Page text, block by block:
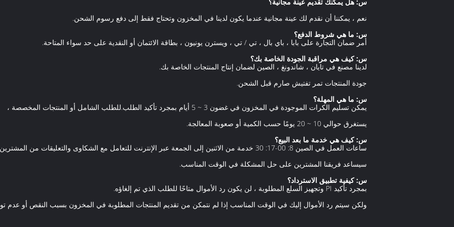
نعم ، يمكننا أن نقدم لك عينة مجانية عندما يكون لدينا في المخزون وتحتاج فقط إلى دفع رسوم الشحن.
س: ما هي شروط الدفع؟
أمر ضمان التجارة على بابا ، باي بال ، تي / تي ، ويسترن يونيون ، بطاقة الائتمان أو النقدية على حد سواء المتاحة.
س: كيف هي مراقبة الجودة الخاصة بك؟
لدينا مصنع في تايان ، شاندونغ ، الصين لضمان إنتاج المنتجات الخاصة بك.
جودة المنتجات تمر تفتيش صارم قبل الشحن.
س: ما هي المهلة؟
يمكن تسليم الكرات الموجودة في المخزون في غضون 3 ~ 5 أيام بمجرد تأكيد الطلب.للطلب الشامل أو المنتجات المخصصة ،
يستغرق حوالي 10 ~ 20 يومًا حسب الكمية أو صعوبة المعالجة.
س: كيف هي خدمة ما بعد البيع؟
ساعات العمل في الصين 8: 00-17: 30 خدمة من الاثنين إلى الجمعة عبر الإنترنت للتعامل مع الشكاوى والتعليقات من المشترين.
سيساعد فريقنا المشترين على حل المشكلة في الوقت المناسب.
س: كيفية تطبيق الاسترداد؟
بمجرد تأكيد PI وتجهيز السلع المطلوبة ، لن يكون رد الأموال متاحًا للطلب الذي تم إلغاؤه.
ولكن سيتم رد الأموال إليك في الوقت المناسب إذا لم نتمكن من تقديم المنتجات المطلوبة في المخزون بسبب النقص أو عدم